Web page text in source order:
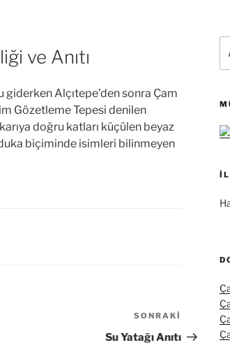
ve Anıtı
giderken Alçıtepe’den sonra Çam
Gözetleme Tepesi denilen
doğru katları küçülen beyaz
biçiminde isimleri bilinmeyen
Sonraki
Yazı
SONRAKI
Su Yatağı Anıtı